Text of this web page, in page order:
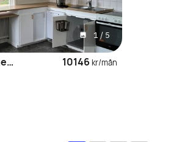
1/ 5
Kryllbovägen 9 10146 kr/mån